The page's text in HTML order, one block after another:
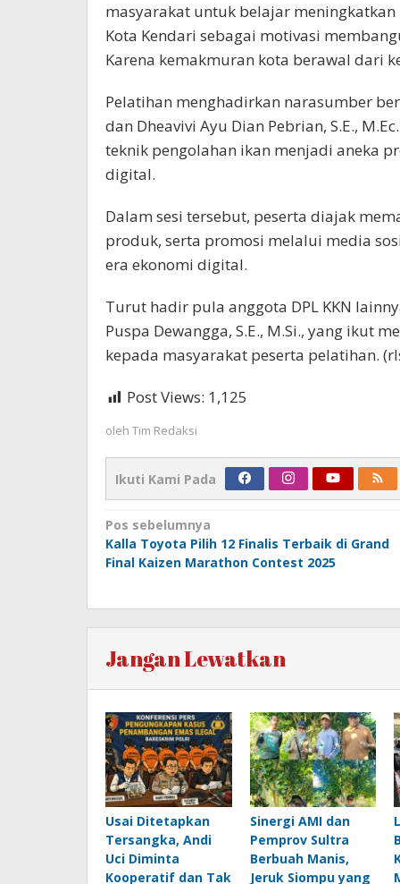
masyarakat untuk belajar
Kota Kendari sebagai motivasi
Karena kemakmuran kota berawal dari
Pelatihan menghadirkan narasumber
dan Dheavivi Ayu Dian Pebrian, S.E.,
teknik pengolahan ikan menjadi aneka
digital.
Dalam sesi tersebut, peserta diajak
produk, serta promosi melalui media
era ekonomi digital.
Turut hadir pula anggota DPL KKN
Puspa Dewangga, S.E., M.Si., yang ikut
kepada masyarakat peserta pelatihan.
Post Views: 1,125
oleh Tim Redaksi
Ikuti Kami Pada
Navigasi
pos
Pos sebelumnya
Kalla Toyota Pilih 12 Finalis Terbaik di Grand
Final Kaizen Marathon Contest 2025
Jangan Lewatkan
Usai Ditetapkan
Tersangka, Andi
Uci Diminta
Kooperatif dan Tak
Sinergi AMI dan
Pemprov Sultra
Berbuah Manis,
Jeruk Siompu yang